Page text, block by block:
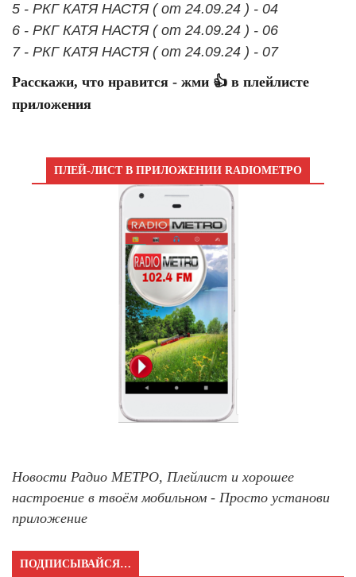
5 - РКГ КАТЯ НАСТЯ ( от 24.09.24 ) - 04
6 - РКГ КАТЯ НАСТЯ ( от 24.09.24 ) - 06
7 - РКГ КАТЯ НАСТЯ ( от 24.09.24 ) - 07
Расскажи, что нравится - жми 👍 в плейлисте
приложения
ПЛЕЙ-ЛИСТ В ПРИЛОЖЕНИИ RADIOМЕТРО
Новости Радио МЕТРО, Плейлист и хорошее
настроение в твоём мобильном - Просто установи
приложение
ПОДПИСЫВАЙСЯ…